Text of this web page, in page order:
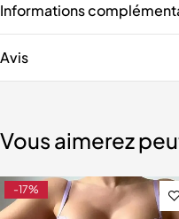
Informations
Avis
Vous aimerez
-17%